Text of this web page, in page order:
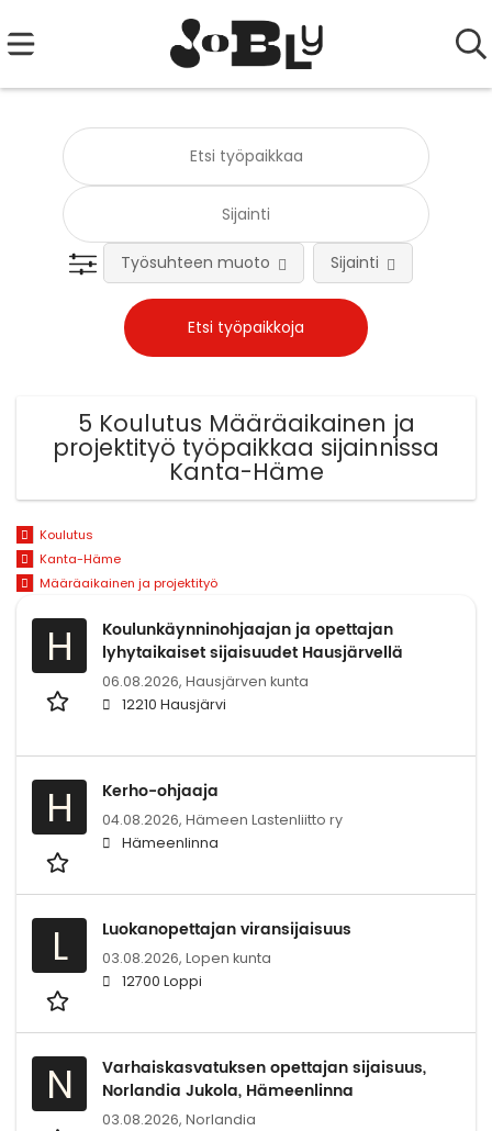
Työsuhteen muoto Sijainti
5 Koulutus Määräaikainen ja
projektityö työpaikkaa sijainnissa
Kanta-Häme
Koulutus
Kanta-Häme
Määräaikainen ja projektityö
H
Koulunkäynninohjaajan ja opettajan
lyhytaikaiset sijaisuudet Hausjärvellä
06.08.2026, Hausjärven kunta
12210 Hausjärvi
H Kerho-ohjaaja
04.08.2026, Hämeen Lastenliitto ry
Hämeenlinna
L Luokanopettajan viransijaisuus
03.08.2026, Lopen kunta
12700 Loppi
N
Varhaiskasvatuksen opettajan sijaisuus,
Norlandia Jukola, Hämeenlinna
03.08.2026, Norlandia